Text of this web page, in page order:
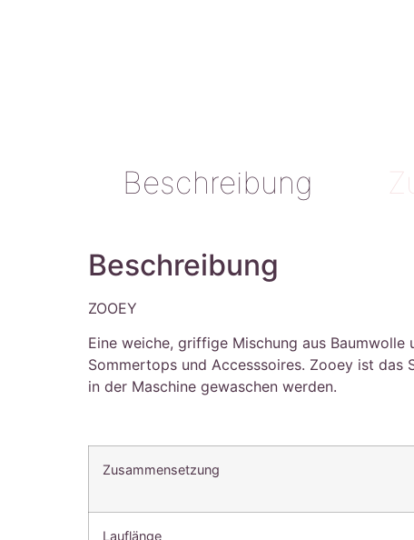
Beschreibung
Beschreibung
ZOOEY
Eine weiche, griffige Mischung aus
Sommertops und Accesssoires. Zooey ist das
in der Maschine gewaschen werden.
Zusammensetzung
Lauflänge